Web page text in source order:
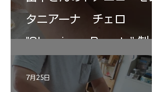
タニアーナ チェロ
"Sleeping・Beauty” 制作
記 30
7月25日